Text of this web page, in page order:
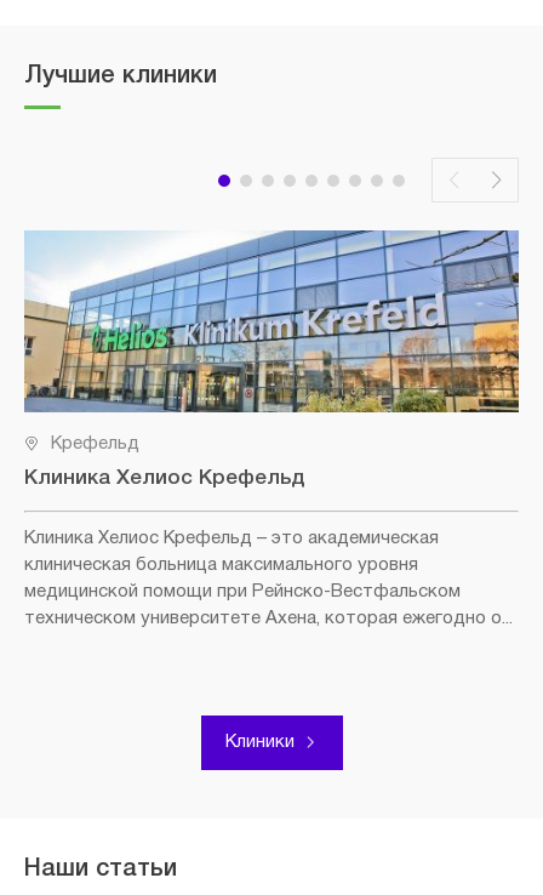
Лучшие клиники
Крефельд
Клиника Хелиос Крефельд
Клиника Хелиос Крефельд – это академическая
клиническая больница максимального уровня
медицинской помощи при Рейнско-Вестфальском
техническом университете Ахена, которая ежегодно о...
Клиники
Наши статьи